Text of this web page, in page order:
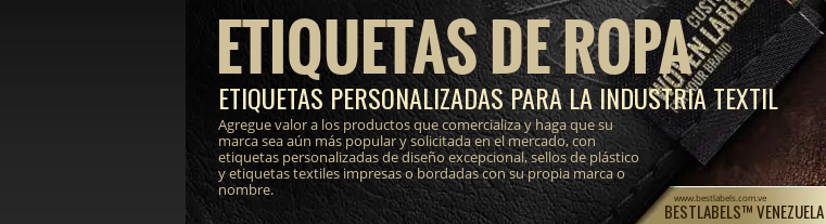
BESTLABELS™ VENEZUELA
www.bestlabels.com.ve
ETIQUETAS DE ROPA
ETIQUETAS PERSONALIZADAS PARA LA INDUSTRIA TEXTIL
Agregue valor a los productos que comercializa y haga que su
marca sea aún más popular y solicitada en el mercado, con
etiquetas personalizadas de diseño excepcional, sellos de plástico
y etiquetas textiles impresas o bordadas con su propia marca o
nombre.